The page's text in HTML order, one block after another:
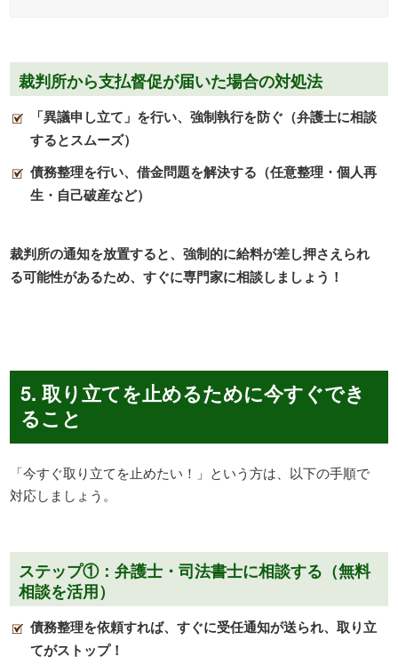
裁判所から支払督促が届いた場合の対処法
「異議申し立て」を行い、強制執行を防ぐ（弁護士に相談
するとスムーズ）
債務整理を行い、借金問題を解決する（任意整理・個人再
生・自己破産など）
裁判所の通知を放置すると、強制的に給料が差し押さえられ
る可能性があるため、すぐに専門家に相談しましょう！
5. 取り立てを止めるために今すぐでき
ること
「今すぐ取り立てを止めたい！」という方は、以下の手順で
対応しましょう。
ステップ①：弁護士・司法書士に相談する（無料
相談を活用）
債務整理を依頼すれば、すぐに受任通知が送られ、取り立
てがストップ！